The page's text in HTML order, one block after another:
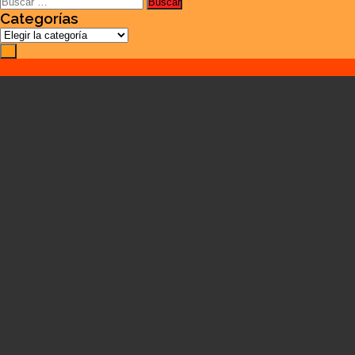
Categorías
Categorías